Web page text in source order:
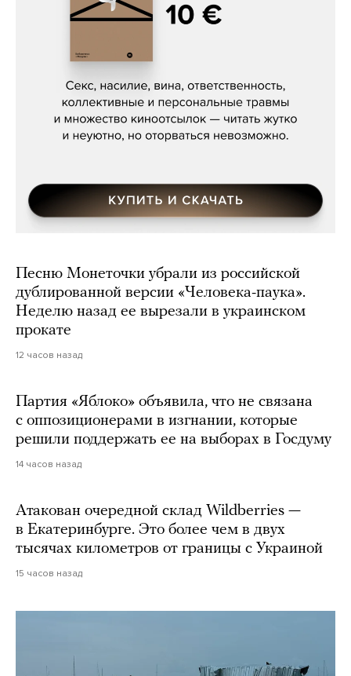
Сергей Кузнецов, «Мясорубка
Песню Монеточки убрали из российской
дублированной версии «Человека-паука».
Неделю назад ее вырезали в украинском
прокате
12 часов назад
Партия «Яблоко» объявила, что не связана
с оппозиционерами в изгнании, которые
решили поддержать ее на выборах в Госдуму
14 часов назад
Атакован очередной склад Wildberries —
в Екатеринбурге. Это более чем в двух
тысячах километров от границы с Украиной
15 часов назад